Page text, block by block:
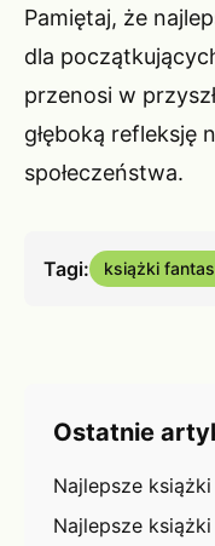
Pamiętaj, że
dla
przenosi w
głęboką refleksję
społeczeństwa.
Tagi: książki
Ostatnie
Najlepsze
Najlepsze